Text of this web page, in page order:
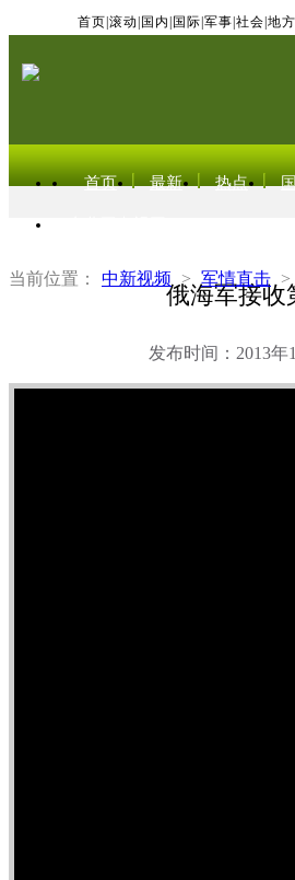
首页 滚动 国内 国际 军事 社会 地方
首页 最新 热点
当前位置： 中新视频 > 军情直击 >
俄海军接收
发布时间：2013年